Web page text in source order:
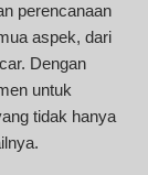
perencanaan
aspek, dari
Dengan
untuk
tidak hanya